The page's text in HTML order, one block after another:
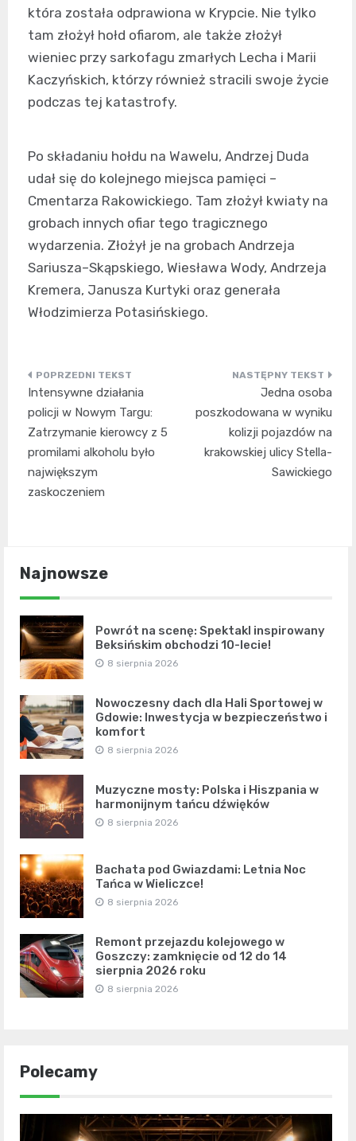
która została odprawiona w Krypcie. Nie tylko
tam złożył hołd ofiarom, ale także złożył
wieniec przy sarkofagu zmarłych Lecha i Marii
Kaczyńskich, którzy również stracili swoje życie
podczas tej katastrofy.
Po składaniu hołdu na Wawelu, Andrzej Duda
udał się do kolejnego miejsca pamięci –
Cmentarza Rakowickiego. Tam złożył kwiaty na
grobach innych ofiar tego tragicznego
wydarzenia. Złożył je na grobach Andrzeja
Sariusza–Skąpskiego, Wiesława Wody, Andrzeja
Kremera, Janusza Kurtyki oraz generała
Włodzimierza Potasińskiego.
Nawigacja
wpisu
Intensywne działania
policji w Nowym Targu:
Zatrzymanie kierowcy z 5
promilami alkoholu było
największym
zaskoczeniem
Jedna osoba
poszkodowana w wyniku
kolizji pojazdów na
krakowskiej ulicy Stella-
Sawickiego
Najnowsze
Powrót na scenę: Spektakl inspirowany
Beksińskim obchodzi 10-lecie!
8 sierpnia 2026
Nowoczesny dach dla Hali Sportowej w
Gdowie: Inwestycja w bezpieczeństwo i
komfort
8 sierpnia 2026
Muzyczne mosty: Polska i Hiszpania w
harmonijnym tańcu dźwięków
8 sierpnia 2026
Bachata pod Gwiazdami: Letnia Noc
Tańca w Wieliczce!
8 sierpnia 2026
Remont przejazdu kolejowego w
Goszczy: zamknięcie od 12 do 14
sierpnia 2026 roku
8 sierpnia 2026
Polecamy